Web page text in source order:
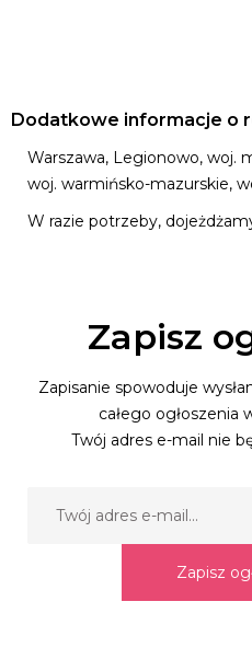
Dodatkowe informacje o
Warszawa, Legionowo, woj.
woj. warmińsko-mazurskie,
W razie potrzeby,
Zapisz
Zapisanie spowoduje
całego ogłoszenia
Twój adres e-mail nie
Zapisz